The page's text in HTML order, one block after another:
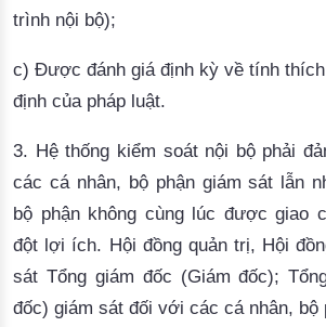
trình nội bộ);
c) Được đánh giá định kỳ về tính
định của pháp luật.
3. Hệ thống kiểm soát nội bộ phải
các cá nhân, bộ phận giám sát lẫn
bộ phận không cùng lúc được giao
đột lợi ích. Hội đồng quản trị, Hội
sát Tổng giám đốc (Giám đốc);
đốc) giám sát đối với các cá nhân, bộ